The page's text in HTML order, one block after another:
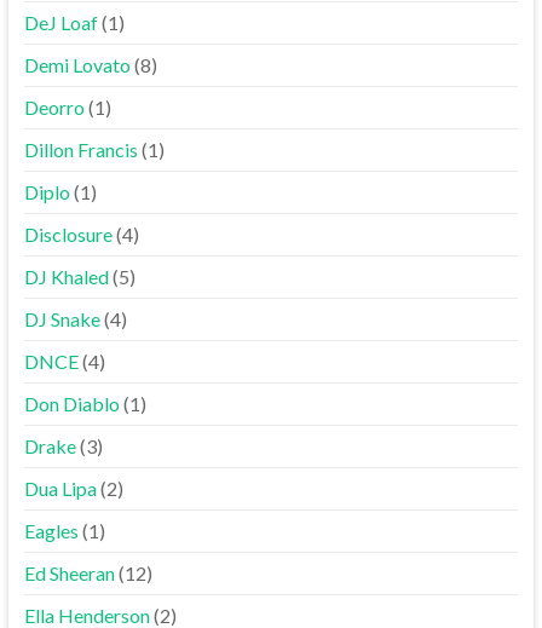
DeJ Loaf(1)
Demi Lovato(8)
Deorro(1)
Dillon Francis (1)
Diplo(1)
Disclosure(4)
DJ Khaled(5)
DJ Snake(4)
DNCE(4)
Don Diablo(1)
Drake(3)
Dua Lipa(2)
Eagles (1)
Ed Sheeran(12)
Ella Henderson(2)